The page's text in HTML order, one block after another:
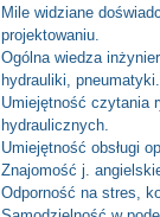
Mile widziane
projektowaniu.
Ogólna wiedza
hydrauliki, pneumatyki.
Umiejętność czytania
hydraulicznych.
Umiejętność obsługi
Znajomość j.
Odporność na stres,